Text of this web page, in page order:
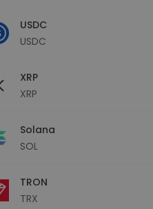
USDC
USDC
XRP
XRP
Solana
SOL
TRON
TRX